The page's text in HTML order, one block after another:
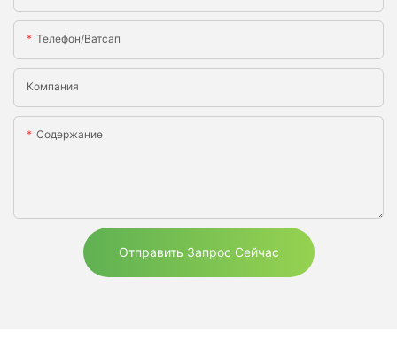
Телефон/ватсап
Компания
Содержание
Отправить Запрос Сейчас